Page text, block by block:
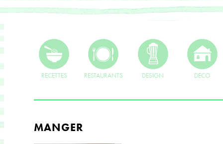
RECETTES RESTAURANTS DESIGN DECO
MANGER